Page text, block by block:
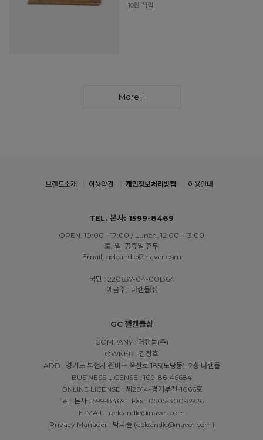
10원 적립
More +
브랜드소개 이용약관 개인정보처리방침 이용안내
TEL. 본사: 1599-8469
OPEN. 10:00 - 17:00 / Lunch. 12:00 - 13:00
토, 일, 공휴일 휴무
Email. gelcandle@naver.com
국민 : 220637-04-001364
예금주 : 더캔들㈜
GC 젤캔들샵
COMPANY : 더캔들(주)
OWNER : 김정호
ADD : 경기도 부천시 원미구 옥산로 185(도당동), 2층 더캔들
BUSINESS LICENSE : 109-86-46684
ONLINE LICENSE : 제2014-경기부천-1066호
Tel : 본사: 1599-8469
Fax : 0505-300-8926
E-MAIL : gelcandle@naver.com
Privacy Manager : 박다슬 (gelcandle@naver.com)